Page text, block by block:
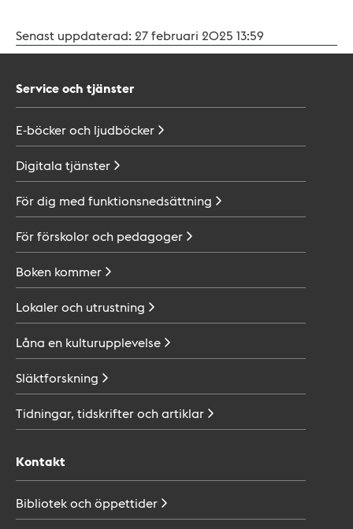
Senast uppdaterad: 27 februari 2025 13:59
Service och tjänster
E-böcker och ljudböcker
Digitala tjänster
För dig med funktionsnedsättning
För förskolor och pedagoger
Boken kommer
Lokaler och utrustning
Låna en kulturupplevelse
Släktforskning
Tidningar, tidskrifter ochartiklar
Kontakt
Bibliotek ochöppettider